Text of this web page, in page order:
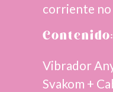
corriente
Contenido:
Vibrador
Svakom +